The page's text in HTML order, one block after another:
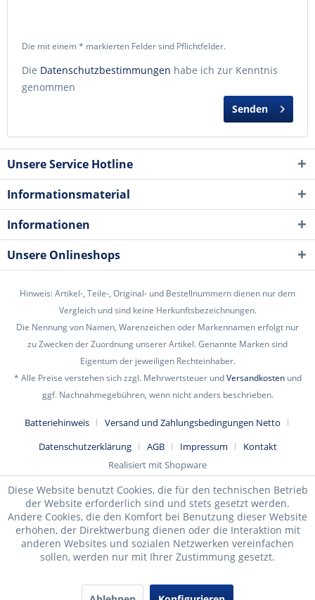
Die mit einem * markierten Felder sind Pflichtfelder.
Die Datenschutzbestimmungen habe ich zur Kenntnis
genommen
Senden
Unsere Service Hotline
Informationsmaterial
Informationen
Unsere Onlineshops
Hinweis: Artikel-, Teile-, Original- und Bestellnummern dienen nur dem
Vergleich und sind keine Herkunftsbezeichnungen.
Die Nennung von Namen, Warenzeichen oder Markennamen erfolgt nur
zu Zwecken der Zuordnung unserer Artikel. Genannte Marken sind
Eigentum der jeweiligen Rechteinhaber.
* Alle Preise verstehen sich zzgl. Mehrwertsteuer undVersandkostenund
ggf. Nachnahmegebühren, wenn nicht anders beschrieben.
Batteriehinweis
Versand und Zahlungsbedingungen Netto
Datenschutzerklärung
AGB Impressum
Kontakt
Realisiert mit Shopware
Diese Website benutzt Cookies, die für den technischen Betrieb
der Website erforderlich sind und stets gesetzt werden.
Andere Cookies, die den Komfort bei Benutzung dieser Website
erhöhen, der Direktwerbung dienen oder die Interaktion mit
anderen Websites und sozialen Netzwerken vereinfachen
sollen, werden nur mit Ihrer Zustimmung gesetzt.